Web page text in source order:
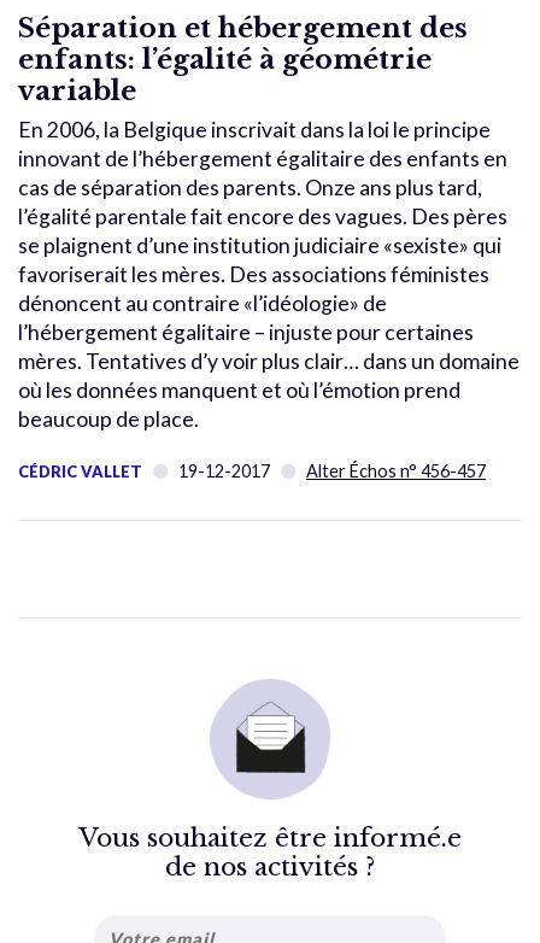
Séparation et hébergement des
enfants: l’égalité à géométrie
variable
En 2006, la Belgique inscrivait dans la loi le principe
innovant de l’hébergement égalitaire des enfants en
cas de séparation des parents. Onze ans plus tard,
l’égalité parentale fait encore des vagues. Des pères
se plaignent d’une institution judiciaire «sexiste» qui
favoriserait les mères. Des associations féministes
dénoncent au contraire «l’idéologie» de
l’hébergement égalitaire – injuste pour certaines
mères. Tentatives d’y voir plus clair… dans un domaine
où les données manquent et où l’émotion prend
beaucoup de place.
CÉDRIC VALLET 19-12-2017 Alter Échos n° 456-457
Vous souhaitez être informé.e
de nos activités ?